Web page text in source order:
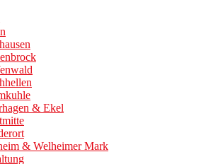
& Ekel
& Welheimer Mark